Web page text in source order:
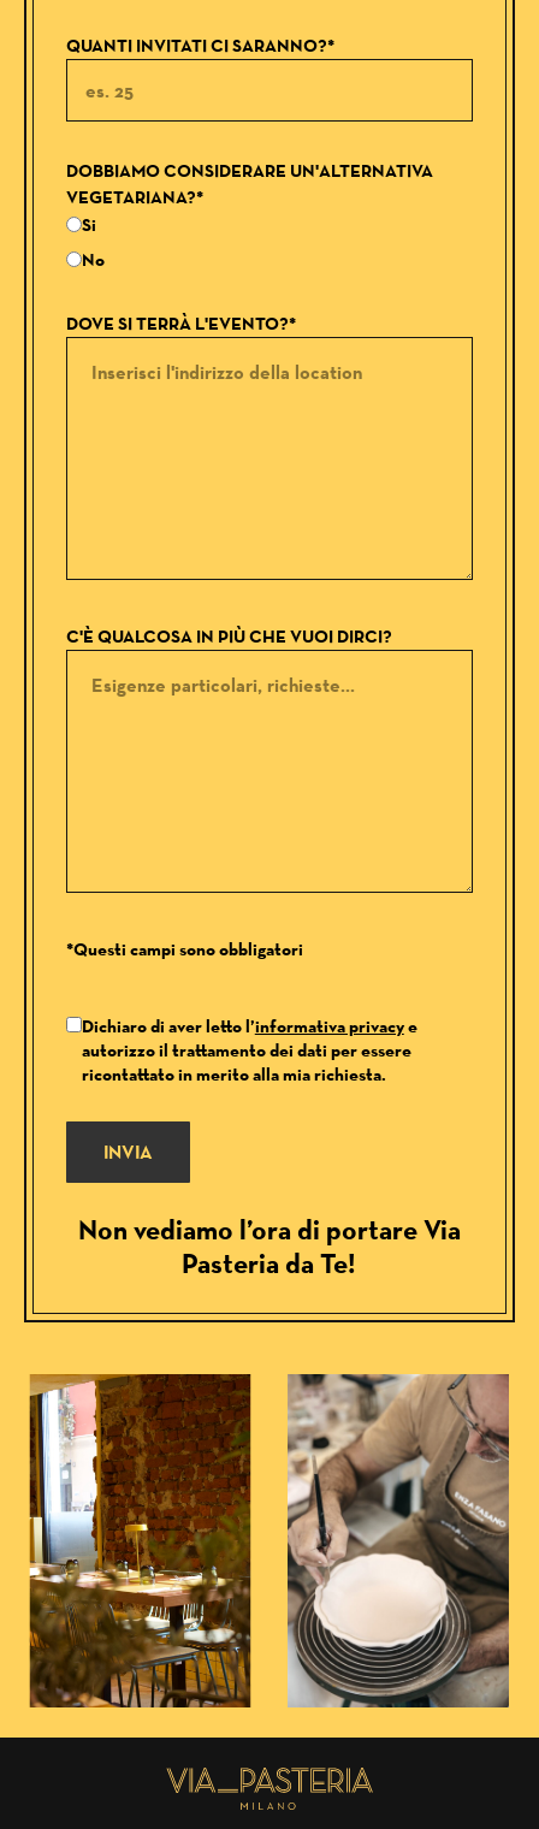
QUANTI INVITATI CI SARANNO?*
DOBBIAMO CONSIDERARE UN'ALTERNATIVA
VEGETARIANA?*
Si
No
DOVE SI TERRÀ L'EVENTO?*
C'È QUALCOSA IN PIÙ CHE VUOI DIRCI?
*Questi campi sono obbligatori
Dichiaro di aver letto l’informativa privacye
autorizzo il trattamento dei dati per essere
ricontattato in merito alla mia richiesta.
Non vediamo l’ora di portare Via
Pasteria da Te!